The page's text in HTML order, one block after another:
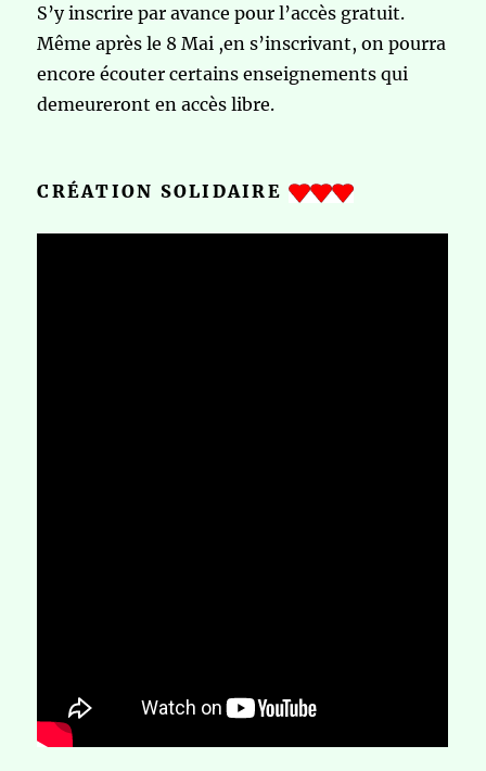
S’y inscrire par avance pour l’accès gratuit.
Même après le 8 Mai ,en s’inscrivant, on pourra
encore écouter certains enseignements qui
demeureront en accès libre.
CRÉATION SOLIDAIRE